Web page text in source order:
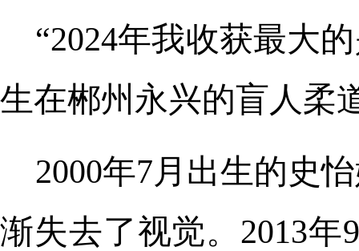
“2024年我收获最大
生在郴州永兴的盲人柔
2000年7月出生的史
渐失去了视觉。2013